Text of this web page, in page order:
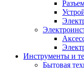
Инструменты и
Бытовая